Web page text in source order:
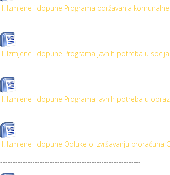
II. Izmjene i dopune Programa održavanja
II. Izmjene i dopune Programa javnih potreba u
II. Izmjene i dopune Programa javnih potreba u
II. Izmjene i dopune Odluke o izvršavanju proračuna
---------------------------------------------------------